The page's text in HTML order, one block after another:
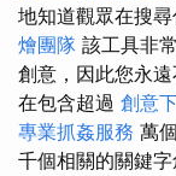
地知道觀眾在搜
燴團隊 該工具非
創意，因此您永
在包含超過 創意
專業抓姦服務 萬
千個相關的關鍵字